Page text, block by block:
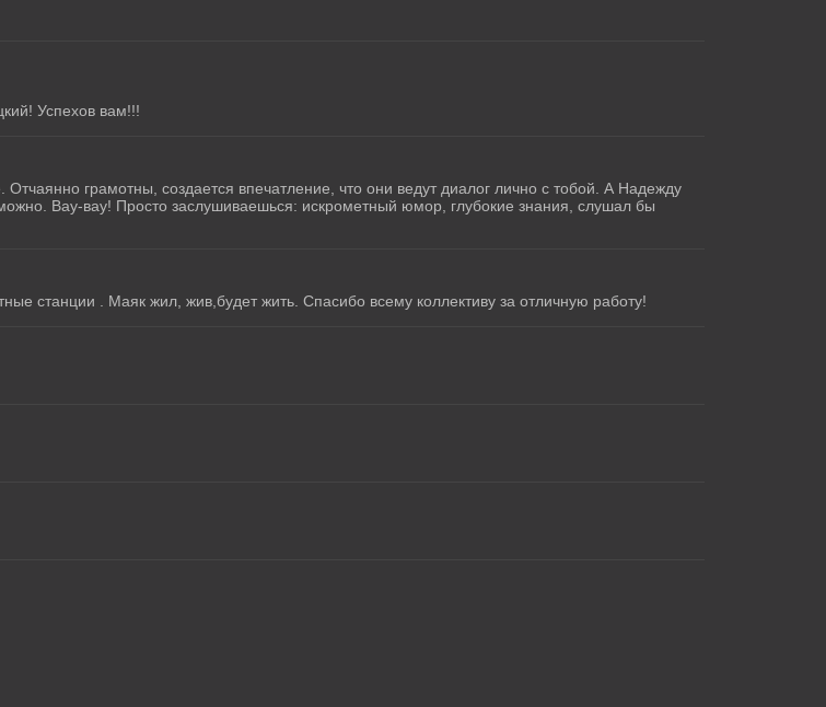
Успехов вам!!!
грамотны, создается впечатление, что они ведут диалог лично с тобой. А Надежду
Вау-вау! Просто заслушиваешься: искрометный юмор, глубокие знания, слушал бы
станции . Маяк жил, жив,будет жить. Спасибо всему коллективу за отличную работу!